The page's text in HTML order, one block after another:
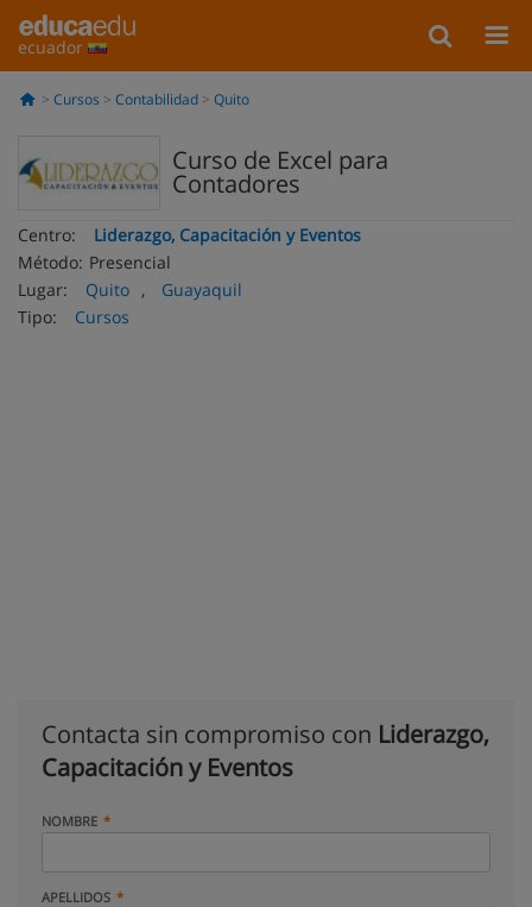
ecuador
Cursos Contabilidad Quito
Curso de Excel para
Contadores
Centro:
Liderazgo, Capacitación y Eventos
Método: Presencial
Lugar:
Quito ,
Guayaquil
Tipo:
Cursos
Contacta sin compromiso con Liderazgo,
Capacitación y Eventos
NOMBRE
APELLIDOS